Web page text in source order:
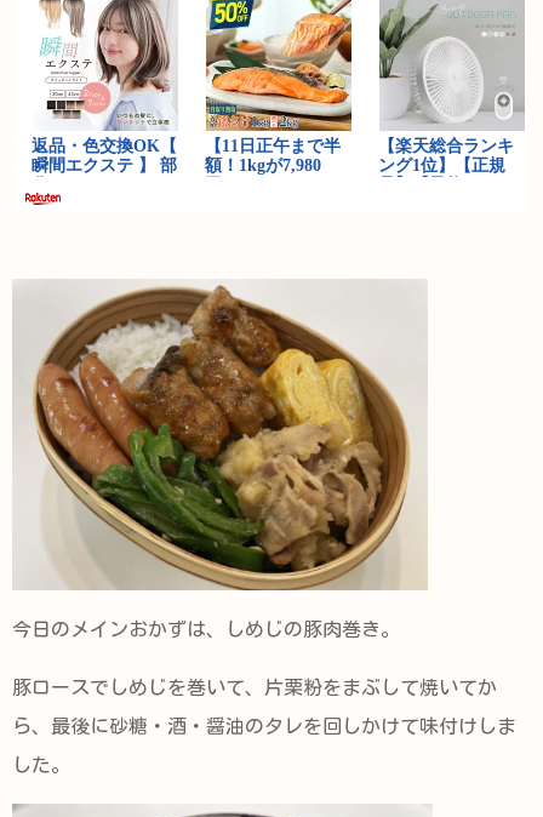
今日のメインおかずは、しめじの豚肉巻き。
豚ロースでしめじを巻いて、片栗粉をまぶして焼いてか
ら、最後に砂糖・酒・醤油のタレを回しかけて味付けしま
した。